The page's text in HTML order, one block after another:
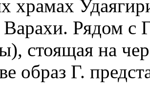
храмах
Рядом с
стоящая на
образ Г.